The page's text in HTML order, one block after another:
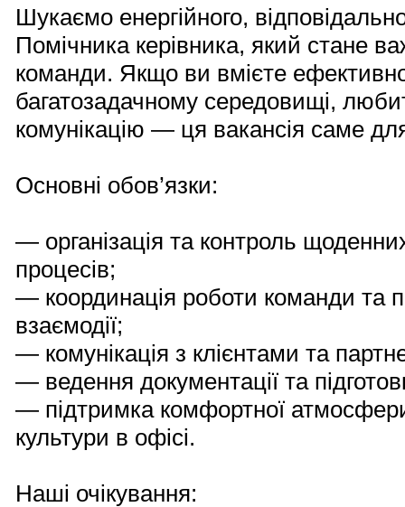
Шукаємо енергійного,
Помічника керівника, який стане
команди. Якщо ви вмієте
багатозадачному середовищі,
комунікацію — ця вакансія саме
Основні обов’язки:
— організація та контроль
процесів;
— координація роботи команди та
взаємодії;
— комунікація з клієнтами та
— ведення документації та
— підтримка комфортної
культури в офісі.
Наші очікування: